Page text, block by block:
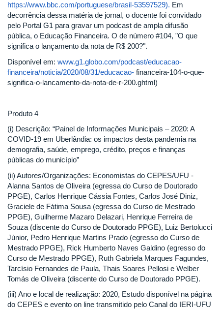
https://www.bbc.com/portuguese/brasil-53597529). Em
decorrência dessa matéria de jornal, o docente foi convidado
pelo Portal G1 para gravar um podcast de ampla difusão
pública, o Educação Financeira. O de número #104, "O que
significa o lançamento da nota de R$ 200?".
Disponível em: www.g1.globo.com/podcast/educacao-
financeira/noticia/2020/08/31/educacao- financeira-104-o-que-
significa-o-lancamento-da-nota-de-r-200.ghtml)
Produto 4
(i) Descrição: “Painel de Informações Municipais – 2020: A
COVID-19 em Uberlândia: os impactos desta pandemia na
demografia, saúde, emprego, crédito, preços e finanças
públicas do município”
(ii) Autores/Organizações: Economistas do CEPES/UFU -
Alanna Santos de Oliveira (egressa do Curso de Doutorado
PPGE), Carlos Henrique Cássia Fontes, Carlos José Diniz,
Graciele de Fátima Sousa (egressa do Curso de Mestrado
PPGE), Guilherme Mazaro Delazari, Henrique Ferreira de
Souza (discente do Curso de Doutorado PPGE), Luiz Bertolucci
Júnior, Pedro Henrique Martins Prado (egresso do Curso de
Mestrado PPGE), Rick Humberto Naves Galdino (egresso do
Curso de Mestrado PPGE), Ruth Gabriela Marques Fagundes,
Tarcísio Fernandes de Paula, Thais Soares Pellosi e Welber
Tomás de Oliveira (discente do Curso de Doutorado PPGE).
(iii) Ano e local de realização: 2020, Estudo disponível na página
do CEPES e evento on line transmitido pelo Canal do IERI-UFU